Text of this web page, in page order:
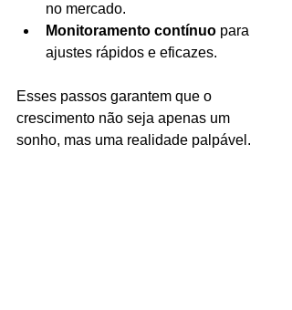
no mercado.
Monitoramento contínuo para
ajustes rápidos e eficazes.
Esses passos garantem que o
crescimento não seja apenas um
sonho, mas uma realidade palpável.